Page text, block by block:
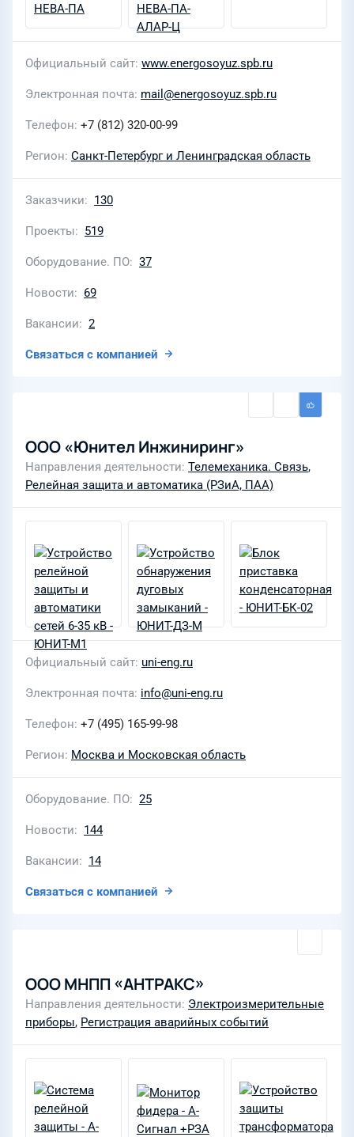
Официальный сайт www.energosoyuz.spb.ru
Электронная почта mail@energosoyuz.spb.ru
Телефон +7 (812) 320-00-99
Регион Санкт-Петербург и Ленинградская область
Заказчики 130
Проекты 519
Оборудование. ПО 37
Новости 69
Вакансии 2
Связаться с компанией
ООО «Юнител Инжиниринг»
Направления деятельности Телемеханика. Связь,
Релейная защита и автоматика (РЗиА, ПАА)
Официальный сайт uni-eng.ru
Электронная почта info@uni-eng.ru
Телефон +7 (495) 165-99-98
Регион Москва и Московская область
Оборудование. ПО 25
Новости 144
Вакансии 14
Связаться с компанией
ООО МНПП «АНТРАКС»
Направления деятельности Электроизмерительные
приборы, Регистрация аварийных событий